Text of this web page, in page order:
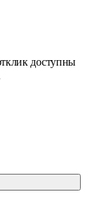
доступны